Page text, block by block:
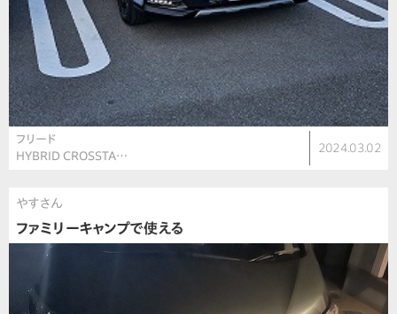
フリード
HYBRID CROSSTA…
2024.03.02
やすさん
ファミリーキャンプで使える